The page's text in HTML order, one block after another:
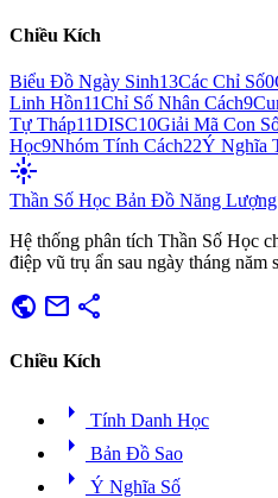
Chiều Kích
Biểu Đồ Ngày Sinh13Các Chỉ Số0
Linh Hồn11Chỉ Số Nhân Cách9
Tự Tháp11DISC10Giải Mã Con
Học9Nhóm Tính Cách22Ý Nghĩa
flare
Thần Số Học Bản Đồ Năng Lượng
Hệ thống phân tích Thần Số Học
điệp vũ trụ ẩn sau ngày tháng năm
public mail share
Chiều Kích
arrow_right Tính Danh Học
arrow_right Bản Đồ Sao
arrow_right Ý Nghĩa Số